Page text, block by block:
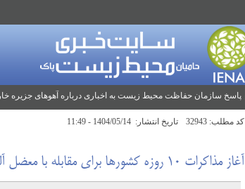
پاسخ سازمان حفاظت محیط زیست به اخباری درباره آهوهای جزیره
کد مطلب: تاریخ انتشار:
آغاز مذاکرات ۱۰ روزه کشورها برای مقابله با معضل آلودگی پلاستیکی